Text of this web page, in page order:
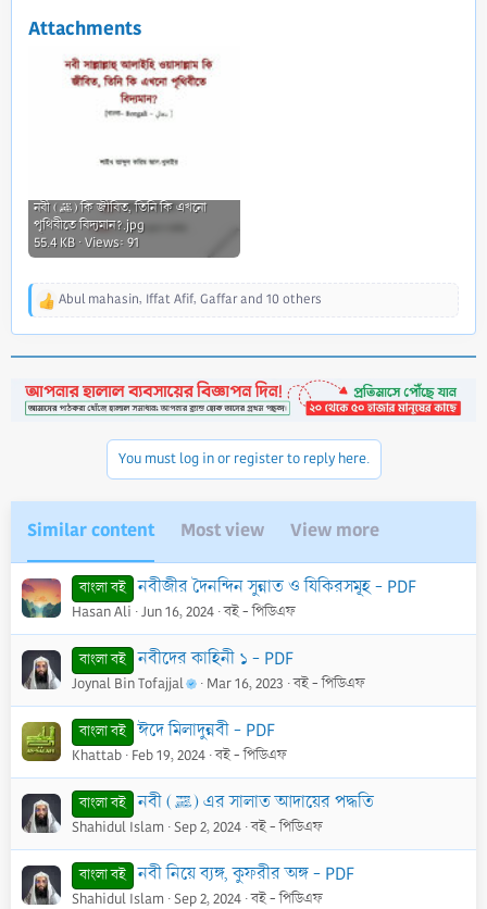
Attachments
নবী (ﷺ) কি জীবিত, তিনি কি এখনো
পৃথিবীতে বিদ্যমান?.jpg
55.4 KB · Views: 91
R
t
i
Abul mahasin, Iffat Afif, Gaffarand 10 others
You must log in or register to reply here.
Similar content Most view View more
বাংলা বই নবীজীর দৈনন্দিন সুন্নাত ও যিকিরসমূহ - PDF
Hasan Ali Jun 16, 2024 বই - পিডিএফ
বাংলা বই নবীদের কাহিনী ১ - PDF
Joynal Bin Tofajjal Mar 16, 2023 বই - পিডিএফ
বাংলা বই ঈদে মিলাদুন্নবী - PDF
Khattab Feb 19, 2024 বই - পিডিএফ
বাংলা বই নবী (ﷺ) এর সালাত আদায়ের পদ্ধতি
Shahidul Islam Sep 2, 2024 বই - পিডিএফ
বাংলা বই নবী নিয়ে ব্যঙ্গ, কুফরীর অঙ্গ - PDF
Shahidul Islam Sep 2, 2024 বই - পিডিএফ